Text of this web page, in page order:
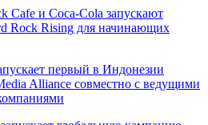
Cafe и Coca-Cola запускают
Rock Rising для начинающих
первый в Индонезии
Alliance совместно с ведущими